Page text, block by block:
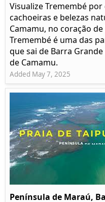
Visualize Tremembé
cachoeiras e belezas
Camamu, no coração
Tremembé é uma das
que sai de Barra
de Camamu.
Added May 7, 2025
Península de Maraú,